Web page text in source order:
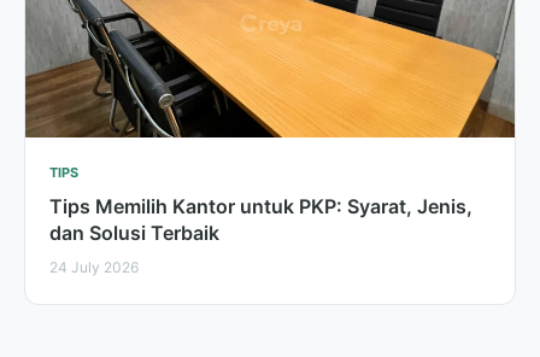
TIPS
Tips Memilih Kantor untuk PKP: Syarat, Jenis,
dan Solusi Terbaik
24 July 2026